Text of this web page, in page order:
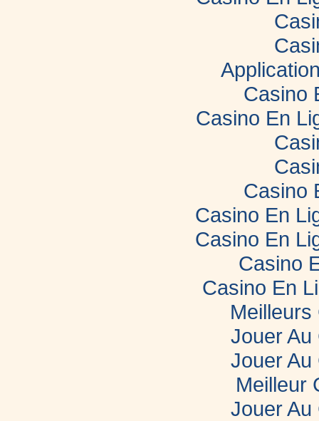
Casino
Casino En
Casino
Casino En
Casino En
Casino
Casino En
Meilleurs
Jouer Au
Jouer Au
Meilleur
Jouer Au